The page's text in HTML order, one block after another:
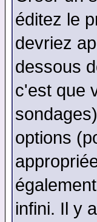
éditez le
devriez
dessous
c'est que
options
infini. Il y